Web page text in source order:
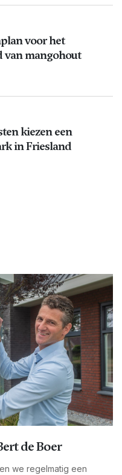
voor het
van mangohout
kiezen een
in Friesland
de Boer
we regelmatig een